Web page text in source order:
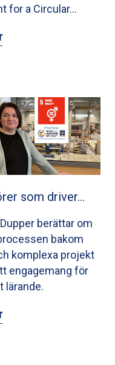
for a Circular…
som driver…
berättar om
bakom
komplexa projekt
engagemang för
lärande.